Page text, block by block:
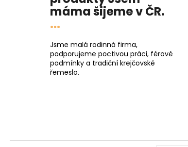
mámašijeme v ČR.
...
Jsme malá rodinná firma,
podporujeme poctivou práci, férové
podmínky a tradiční krejčovské
řemeslo.